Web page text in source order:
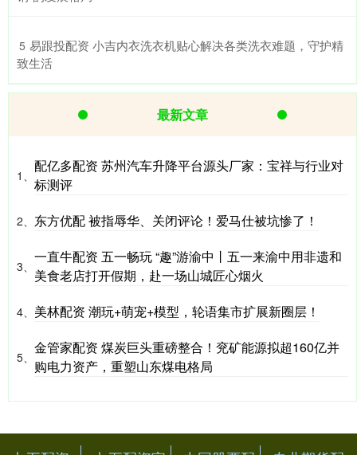
5 ​易跟投配资 小吉内衣洗衣机贴心解决各类洗衣难题，守护精
致生活
最新文章
1、
配亿多配资 苏州汽车升降平台源头厂家：宝祥与行业对
标测评
2、 东方优配 被指辱华、关闭评论！爱马仕被坑惨了！
3、
一直牛配资 五一畅玩 “趣”游渝中丨五一来渝中用非遗和
美食老店打开假期，赴一场山城匠心烟火
4、 美林配资 潮玩+萌宠+模型，轮语集市扩展新圈层！
5、
金管家配资 煤炭巨头重磅整合！兖矿能源拟超160亿并
购电力资产，重塑山东煤电格局